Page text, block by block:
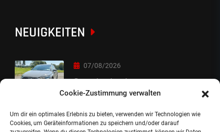
Cookie-Zustimmung verwalten
Um dir ein optimales Erlebnis zu bieten, verwenden wir Technologien wie
Cookies, um Geräteinformationen zu speichern und/oder darauf
NEUIGKEITEN
07/08/2026
Sorry Leute :-)
06/08/2026